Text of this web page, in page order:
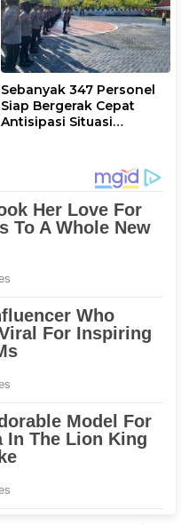
Sebanyak 347 Personel
Siap Bergerak Cepat
Antisipasi Situasi